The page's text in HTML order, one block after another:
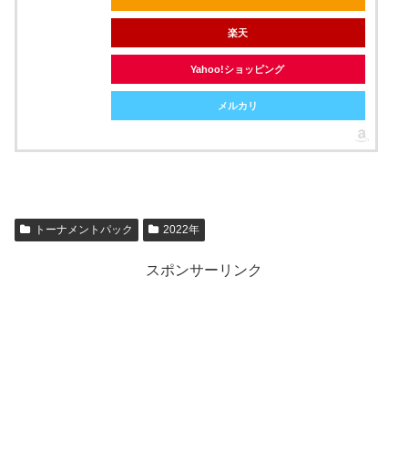
楽天
Yahoo!ショッピング
メルカリ
トーナメントパック 2022年
スポンサーリンク